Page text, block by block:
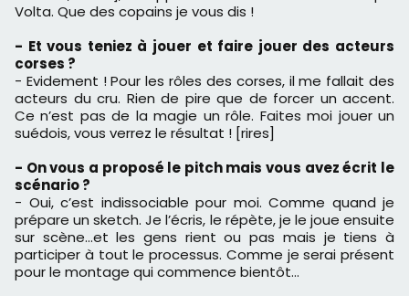
Volta. Que des copains je vous dis !
- Et vous teniez à jouer et faire jouer des acteurs
corses ?
- Evidement ! Pour les rôles des corses, il me fallait des
acteurs du cru. Rien de pire que de forcer un accent.
Ce n’est pas de la magie un rôle. Faites moi jouer un
suédois, vous verrez le résultat ! [rires]
- On vous a proposé le pitch mais vous avez écrit le
scénario ?
- Oui, c’est indissociable pour moi. Comme quand je
prépare un sketch. Je l’écris, le répète, je le joue ensuite
sur scène…et les gens rient ou pas mais je tiens à
participer à tout le processus. Comme je serai présent
pour le montage qui commence bientôt…